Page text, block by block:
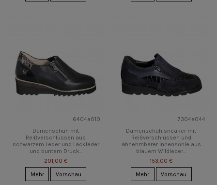
6404a010
Damenschuh mit
Reißverschlüssen aus
schwarzem Leder und Lackleder
und buntem Druck...
201,00 €
Mehr
Vorschau
7304a044
Damenschuh sneaker mit
Reißverschlüssen und
abnehmbarer Innensohle aus
blauem Wildleder...
153,00 €
Mehr
Vorschau